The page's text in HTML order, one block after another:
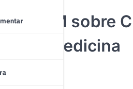
APM sobre
na Medicina